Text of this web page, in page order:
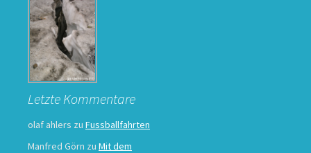
Letzte Kommentare
olaf ahlers zu Fussballfahrten
Manfred Görn zu Mit dem